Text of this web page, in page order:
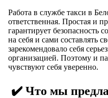
Работа в службе такси в
ответственная. Простая и
гарантирует безопасность
на себя и сами составлять
зарекомендовало себя
организацией. Поэтому и
чувствуют себя уверенно.
✔️ Что мы